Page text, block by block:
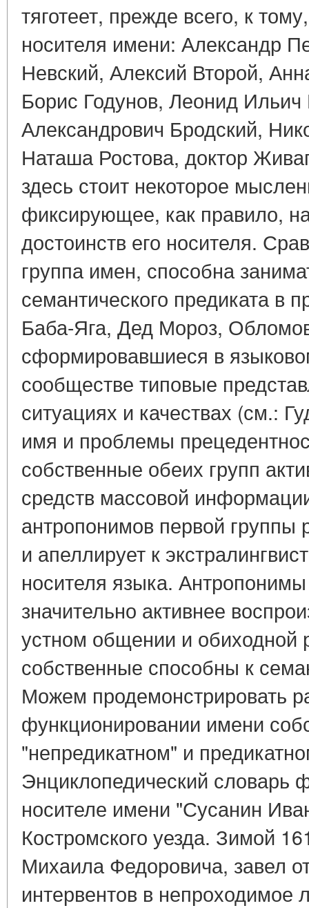
тяготеет, прежде всего, к
носителя имени: Александр
Невский, Алексий Второй,
Борис Годунов, Леонид
Александрович Бродский,
Наташа Ростова, доктор
здесь стоит некоторое
фиксирующее, как правило,
достоинств его носителя.
группа имен, способна
семантического предиката в
Баба-Яга, Дед Мороз,
сформировавшиеся в
сообществе типовые
ситуациях и качествах (см.:
имя и проблемы
собственные обеих групп
средств массовой
антропонимов первой группы
и апеллирует к
носителя языка.
значительно активнее
устном общении и обиходной
собственные способны к
Можем продемонстрировать
функционировании имени
"непредикатном" и
Энциклопедический словарь
носителе имени "Сусанин
Костромского уезда. Зимой
Михаила Федоровича, завел
интервентов в непроходимое